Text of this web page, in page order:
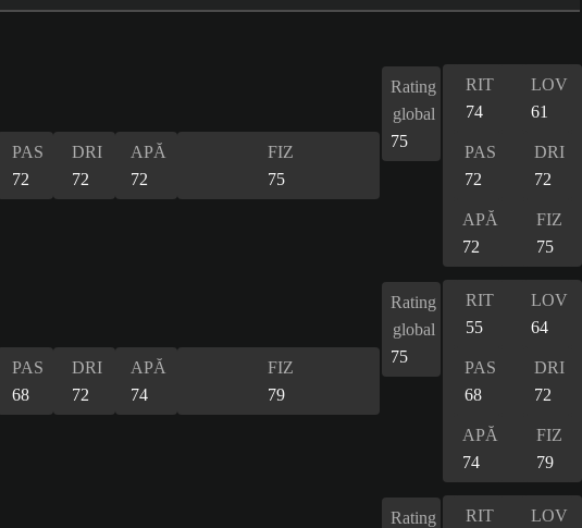
PAS
72
DRI
72
APĂ
72
FIZ
75
Rating
global
75
RIT
74
LOV
61
PAS
72
DRI
72
APĂ
72
FIZ
75
PAS
68
DRI
72
APĂ
74
FIZ
79
Rating
global
75
RIT
55
LOV
64
PAS
68
DRI
72
APĂ
74
FIZ
79
Rating
RIT
LOV